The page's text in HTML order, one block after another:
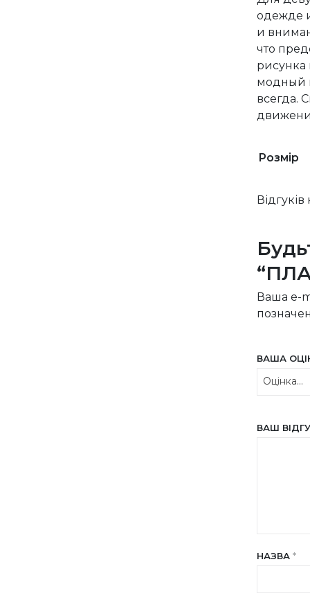
одежде
и
что
модный
всегда.
Розмір
Ваша e-
ВАША
ВАШ
НАЗВА *